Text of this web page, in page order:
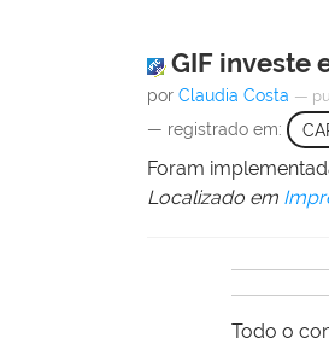
GIF investe
por Claudia Costa —
— registrado em:
Foram
Localizado em
Todo o